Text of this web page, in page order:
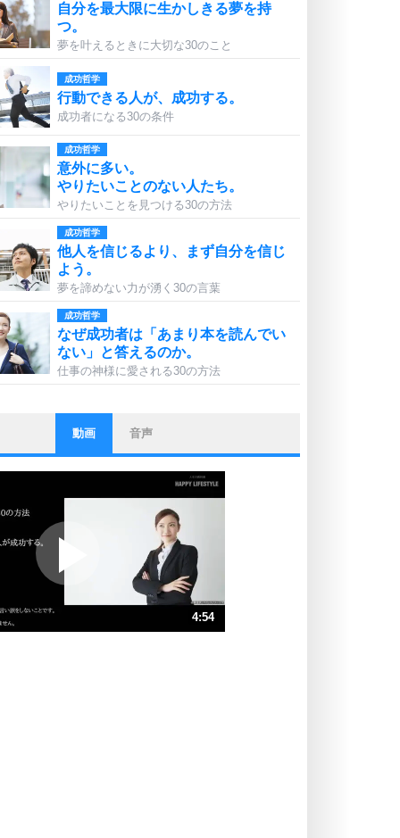
自分を最大限に生かしきる夢を持
つ。
夢を叶えるときに大切な30のこと
成功哲学
行動できる人が、成功する。
成功者になる30の条件
成功哲学
意外に多い。
やりたいことのない人たち。
やりたいことを見つける30の方法
成功哲学
他人を信じるより、まず自分を信じ
よう。
夢を諦めない力が湧く30の言葉
成功哲学
なぜ成功者は「あまり本を読んでい
ない」と答えるのか。
仕事の神様に愛される30の方法
ストレス対策
他人と比べない。
いっそのこと、他人を見ない。
ポジティブになれない原因は、行動
ポジティブ思考になる30の方法
ストレス対策
動画 音声
4:54